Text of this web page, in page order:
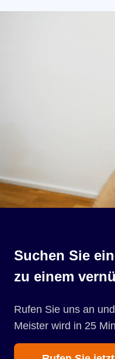
Suchen Sie
zu einem
Rufen Sie uns an
Meister wird in 25